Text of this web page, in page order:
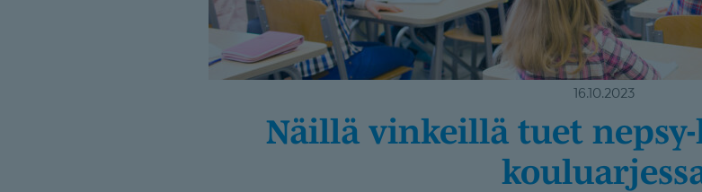
16.10.2023
Näillä vinkeillä tuet nepsy-lasta ja -nuorta